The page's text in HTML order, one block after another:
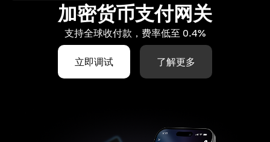
加密货币支付网关
支持全球收付款，费率低至 0.4%
立即调试 了解更多